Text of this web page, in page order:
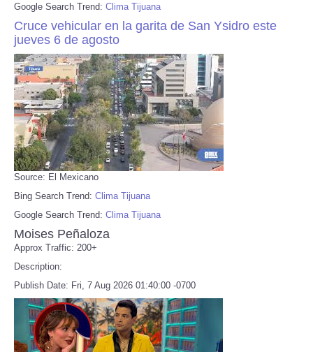
Google Search Trend: Clima Tijuana
Cruce vehicular en la garita de San Ysidro este
jueves 6 de agosto
Source: El Mexicano
Bing Search Trend: Clima Tijuana
Google Search Trend: Clima Tijuana
Moises Peñaloza
Approx Traffic: 200+
Description:
Publish Date: Fri, 7 Aug 2026 01:40:00 -0700